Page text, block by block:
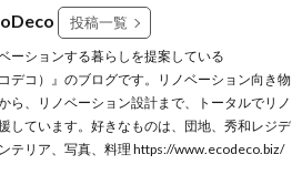
投稿一覧
ーションする暮らしを提案している
デコ）』のブログです。リノベーション向き物
ら、リノベーション設計まで、トータルでリノ
しています。好きなものは、団地、秀和レジデ
テリア、写真、料理 https://www.ecodeco.biz/